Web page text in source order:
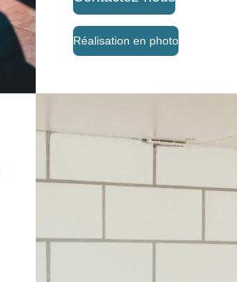
Réalisation en photo